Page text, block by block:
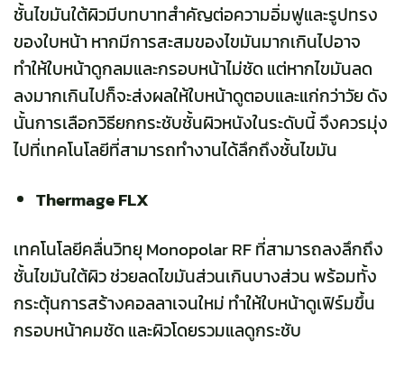
ชั้นไขมันใต้ผิวมีบทบาทสำคัญต่อความอิ่มฟูและรูปทรง
ของใบหน้า หากมีการสะสมของไขมันมากเกินไปอาจ
ทำให้ใบหน้าดูกลมและกรอบหน้าไม่ชัด แต่หากไขมันลด
ลงมากเกินไปก็จะส่งผลให้ใบหน้าดูตอบและแก่กว่าวัย ดัง
นั้นการเลือกวิธียกกระชับชั้นผิวหนังในระดับนี้ จึงควรมุ่ง
ไปที่เทคโนโลยีที่สามารถทำงานได้ลึกถึงชั้นไขมัน
Thermage FLX
เทคโนโลยีคลื่นวิทยุ Monopolar RF ที่สามารถลงลึกถึง
ชั้นไขมันใต้ผิว ช่วยลดไขมันส่วนเกินบางส่วน พร้อมทั้ง
กระตุ้นการสร้างคอลลาเจนใหม่ ทำให้ใบหน้าดูเฟิร์มขึ้น
กรอบหน้าคมชัด และผิวโดยรวมแลดูกระชับ